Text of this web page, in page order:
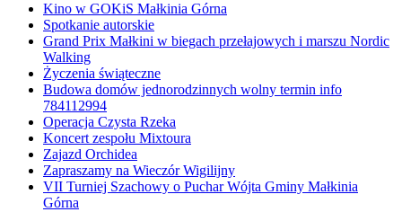
Kino w GOKiS Małkinia Górna
Spotkanie autorskie
Grand Prix Małkini w biegach przełajowych i marszu Nordic
Walking
Życzenia świąteczne
Budowa domów jednorodzinnych wolny termin info
784112994
Operacja Czysta Rzeka
Koncert zespołu Mixtoura
Zajazd Orchidea
Zapraszamy na Wieczór Wigilijny
VII Turniej Szachowy o Puchar Wójta Gminy Małkinia
Górna